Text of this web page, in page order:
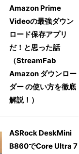
Amazon Prime
Videoの最強ダウン
ロード保存アプリ
だ！と思った話
（StreamFab
Amazon ダウンロー
ダー の使い方を徹底
解説！）
ASRock DeskMini
B860でCore Ultra 7